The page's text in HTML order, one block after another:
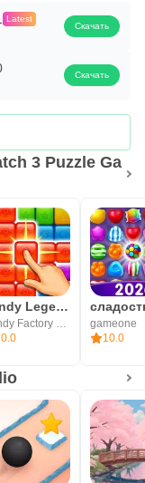
Latest
Скачать
Скачать
3 Puzzle Ga
Candy Legend
Candy Factory Game
gameone
10.0